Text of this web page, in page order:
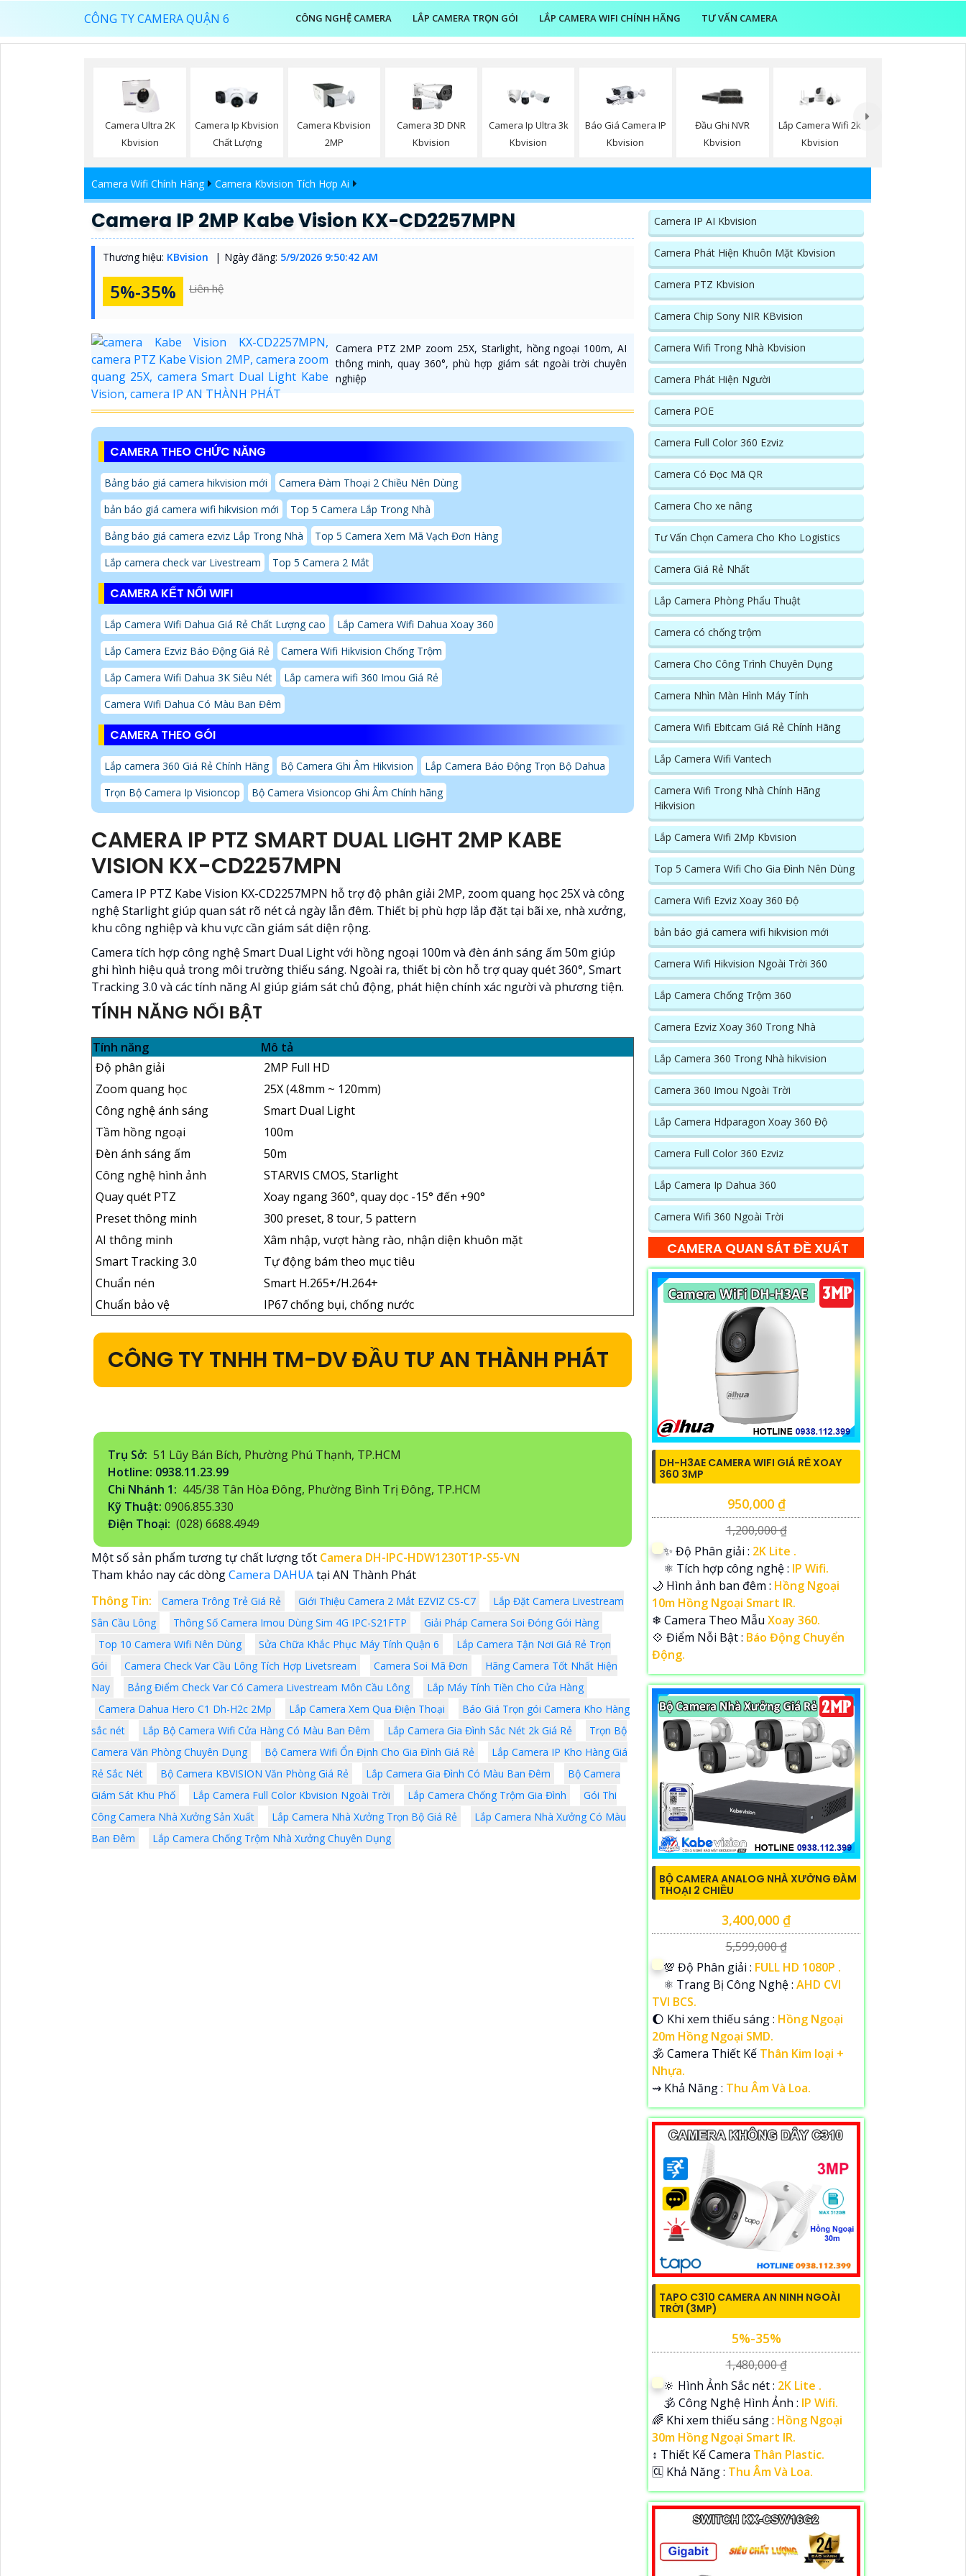
CÔNG TY CAMERA QUẬN 6 CÔNG NGHỆ CAMERA LẮP CAMERA TRỌN GÓI LẮP CAMERA WIFI CHÍNH HÃNG TƯ VẤN CAMERA
Camera Ultra 2K
Kbvision
Camera Ip Kbvision
Chất Lượng
Camera Kbvision
2MP
Camera 3D DNR
Kbvision
Camera Ip Ultra 3k
Kbvision
Báo Giá Camera IP
Kbvision
Đầu Ghi NVR
Kbvision
Lắp Camera Wifi 2k
Kbvision
Camera Wifi Chính Hãng Camera Kbvision Tích Hợp Ai
Camera IP 2MP Kabe Vision KX-CD2257MPN
Thương hiệu: KBvision Ngày đăng: 5/9/2026 9:50:42 AM
5%-35% Liên hệ
Camera PTZ 2MP zoom 25X, Starlight, hồng ngoại 100m, AI
thông minh, quay 360°, phù hợp giám sát ngoài trời chuyên
nghiệp
CAMERA THEO CHỨC NĂNG
Bảng báo giá camera hikvision mới
Camera Đàm Thoại 2 Chiều Nên Dùng
bản báo giá camera wifi hikvision mới
Top 5 Camera Lắp Trong Nhà
Bảng báo giá camera ezviz Lắp Trong Nhà
Top 5 Camera Xem Mã Vạch Đơn Hàng
Lắp camera check var Livestream
Top 5 Camera 2 Mắt
CAMERA KẾT NỐI WIFI
Lắp Camera Wifi Dahua Giá Rẻ Chất Lượng cao
Lắp Camera Wifi Dahua Xoay 360
Lắp Camera Ezviz Báo Động Giá Rẻ
Camera Wifi Hikvision Chống Trộm
Lắp Camera Wifi Dahua 3K Siêu Nét
Lắp camera wifi 360 Imou Giá Rẻ
Camera Wifi Dahua Có Màu Ban Đêm
CAMERA THEO GÓI
Lắp camera 360 Giá Rẻ Chính Hãng Bộ Camera Ghi Âm Hikvision
Lắp Camera Báo Động Trọn Bộ Dahua
Trọn Bộ Camera Ip Visioncop
Bộ Camera Visioncop Ghi Âm Chính hãng
CAMERA IP PTZ SMART DUAL LIGHT 2MP KABE
VISION KX-CD2257MPN
Camera IP PTZ Kabe Vision KX-CD2257MPN hỗ trợ độ phân giải 2MP, zoom quang học 25X và công
nghệ Starlight giúp quan sát rõ nét cả ngày lẫn đêm. Thiết bị phù hợp lắp đặt tại bãi xe, nhà xưởng,
khu công nghiệp và khu vực cần giám sát diện rộng.
Camera tích hợp công nghệ Smart Dual Light với hồng ngoại 100m và đèn ánh sáng ấm 50m giúp
ghi hình hiệu quả trong môi trường thiếu sáng. Ngoài ra, thiết bị còn hỗ trợ quay quét 360°, Smart
Tracking 3.0 và các tính năng AI giúp giám sát chủ động, phát hiện chính xác người và phương tiện.
TÍNH NĂNG NỔI BẬT
Tính năng
Mô tả
Độ phân giải
2MP Full HD
Zoom quang học
25X (4.8mm ~ 120mm)
Công nghệ ánh sáng
Smart Dual Light
Tầm hồng ngoại
100m
Đèn ánh sáng ấm
50m
Công nghệ hình ảnh
STARVIS CMOS, Starlight
Quay quét PTZ
Xoay ngang 360°, quay dọc -15° đến +90°
Preset thông minh
300 preset, 8 tour, 5 pattern
AI thông minh
Xâm nhập, vượt hàng rào, nhận diện khuôn mặt
Smart Tracking 3.0
Tự động bám theo mục tiêu
Chuẩn nén
Smart H.265+/H.264+
Chuẩn bảo vệ
IP67 chống bụi, chống nước
CÔNG TY TNHH TM-DV ĐẦU TƯ AN THÀNH PHÁT
Trụ Sở: 51 Lũy Bán Bích, Phường Phú Thạnh, TP.HCM
Hotline: 0938.11.23.99
Chi Nhánh 1: 445/38 Tân Hòa Đông, Phường Bình Trị Đông, TP.HCM
Kỹ Thuật: 0906.855.330
Điện Thoại: (028) 6688.4949
Một số sản phẩm tương tự chất lượng tốt Camera DH-IPC-HDW1230T1P-S5-VN
Tham khảo nay các dòngCamera DAHUAtại AN Thành Phát
Thông Tin:
Camera Trông Trẻ Giá Rẻ Giới Thiệu Camera 2 Mắt EZVIZ CS-C7
Lắp Đặt Camera Livestream
Sân Cầu Lông
Thông Số Camera Imou Dùng Sim 4G IPC-S21FTP
Giải Pháp Camera Soi Đóng Gói Hàng
Top 10 Camera Wifi Nên Dùng
Sửa Chữa Khắc Phục Máy Tính Quận 6
Lắp Camera Tận Nơi Giá Rẻ Trọn
Gói
Camera Check Var Cầu Lông Tích Hợp Livetsream Camera Soi Mã Đơn
Hãng Camera Tốt Nhất Hiện
Nay
Bảng Điểm Check Var Có Camera Livestream Môn Cầu Lông
Lắp Máy Tính Tiền Cho Cửa Hàng
Camera Dahua Hero C1 Dh-H2c 2Mp
Lắp Camera Xem Qua Điện Thoại
Báo Giá Trọn gói Camera Kho Hàng
sắc nét
Lắp Bộ Camera Wifi Cửa Hàng Có Màu Ban Đêm Lắp Camera Gia Đình Sắc Nét 2k Giá Rẻ
Trọn Bộ
Camera Văn Phòng Chuyên Dụng
Bộ Camera Wifi Ổn Định Cho Gia Đình Giá Rẻ
Lắp Camera IP Kho Hàng Giá
Rẻ Sắc Nét
Bộ Camera KBVISION Văn Phòng Giá Rẻ Lắp Camera Gia Đình Có Màu Ban Đêm
Bộ Camera
Giám Sát Khu Phố
Lắp Camera Full Color Kbvision Ngoài Trời Lắp Camera Chống Trộm Gia Đình
Gói Thi
Công Camera Nhà Xưởng Sản Xuất
Lắp Camera Nhà Xưởng Trọn Bộ Giá Rẻ
Lắp Camera Nhà Xưởng Có Màu
Ban Đêm
Lắp Camera Chống Trộm Nhà Xưởng Chuyên Dụng
Camera IP AI Kbvision
Camera Phát Hiện Khuôn Mặt Kbvision
Camera PTZ Kbvision
Camera Chip Sony NIR KBvision
Camera Wifi Trong Nhà Kbvision
Camera Phát Hiện Người
Camera POE
Camera Full Color 360 Ezviz
Camera Có Đọc Mã QR
Camera Cho xe nâng
Tư Vấn Chọn Camera Cho Kho Logistics
Camera Giá Rẻ Nhất
Lắp Camera Phòng Phẩu Thuật
Camera có chống trộm
Camera Cho Công Trình Chuyên Dụng
Camera Nhìn Màn Hình Máy Tính
Camera Wifi Ebitcam Giá Rẻ Chính Hãng
Lắp Camera Wifi Vantech
Camera Wifi Trong Nhà Chính Hãng
Hikvision
Lắp Camera Wifi 2Mp Kbvision
Top 5 Camera Wifi Cho Gia Đình Nên Dùng
Camera Wifi Ezviz Xoay 360 Độ
bản báo giá camera wifi hikvision mới
Camera Wifi Hikvision Ngoài Trời 360
Lắp Camera Chống Trộm 360
Camera Ezviz Xoay 360 Trong Nhà
Lắp Camera 360 Trong Nhà hikvision
Camera 360 Imou Ngoài Trời
Lắp Camera Hdparagon Xoay 360 Độ
Camera Full Color 360 Ezviz
Lắp Camera Ip Dahua 360
Camera Wifi 360 Ngoài Trời
CAMERA QUAN SÁT ĐỀ XUẤT
DH-H3AE CAMERA WIFI GIÁ RẺ XOAY
360 3MP
950,000 ₫
1,200,000 ₫
✨ Độ Phân giải : 2K Lite .
⚛️ Tích hợp công nghệ : IP Wifi.
🌙 Hình ảnh ban đêm : Hồng Ngoại
10m Hồng Ngoại Smart IR.
❄ Camera Theo Mẫu Xoay 360.
️💠 Điểm Nỗi Bật : Báo Động Chuyển
Động.
BỘ CAMERA ANALOG NHÀ XƯỞNG ĐÀM
THOẠI 2 CHIỀU
3,400,000 ₫
5,599,000 ₫
💯 Độ Phân giải : FULL HD 1080P .
⚛️ Trang Bị Công Nghệ : AHD CVI
TVI BCS.
🌔 Khi xem thiếu sáng : Hồng Ngoại
20m Hồng Ngoại SMD.
🕉️ Camera Thiết Kế Thân Kim loại +
Nhựa.
️⇝ Khả Năng : Thu Âm Và Loa.
TAPO C310 CAMERA AN NINH NGOÀI
TRỜI (3MP)
5%-35%
1,480,000 ₫
🔆 Hình Ảnh Sắc nét : 2K Lite .
🕉️ Công Nghệ Hình Ảnh : IP Wifi.
🌈 Khi xem thiếu sáng : Hồng Ngoại
30m Hồng Ngoại Smart IR.
↕️ Thiết Kế Camera Thân Plastic.
️🆑 Khả Năng : Thu Âm Và Loa.